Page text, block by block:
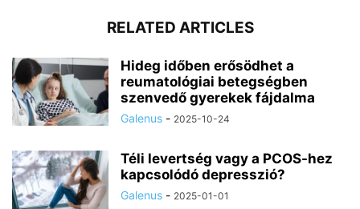
RELATED ARTICLES
Hideg időben erősödhet a
reumatológiai betegségben
szenvedő gyerekek fájdalma
Galenus - 2025-10-24
Téli levertség vagy a PCOS-hez
kapcsolódó depresszió?
Galenus - 2025-01-01